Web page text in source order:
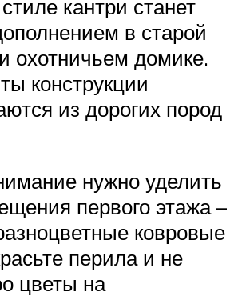
кантри станет
в старой
охотничьем домике.
конструкции
из дорогих пород
нужно уделить
первого этажа –
ковровые
перила и не
цветы на